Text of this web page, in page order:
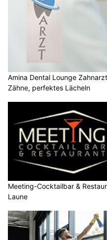
Amina Dental Lounge
Zähne, perfektes Lächeln
Meeting-Cocktailbar &
Laune